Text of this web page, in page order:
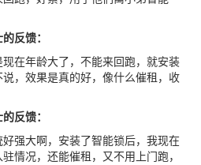
反馈：
在年龄大了，不能来回跑，就安装
，效果是真的好，像什么催租，收
反馈：
强大啊，安装了智能锁后，我现在
情况，还能催租，又不用上门跑，